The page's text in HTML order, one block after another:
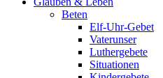
Beten
Elf-Uhr-Gebet
Vaterunser
Luthergebete
Situationen